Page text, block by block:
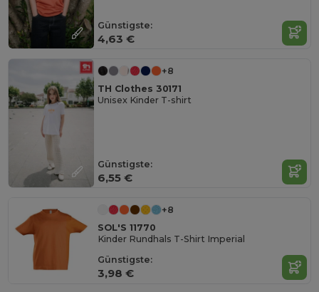
Günstigste:
4,63 €
+8
TH Clothes 30171
Unisex Kinder T-shirt
Günstigste:
6,55 €
+8
SOL'S 11770
Kinder Rundhals T-Shirt Imperial
Günstigste:
3,98 €